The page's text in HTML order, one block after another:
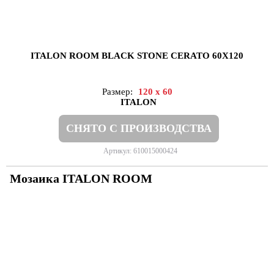
ITALON ROOM BLACK STONE CERATO 60X120
Размер:
120 x 60
ITALON
СНЯТО С ПРОИЗВОДСТВА
Артикул: 610015000424
Мозаика ITALON ROOM